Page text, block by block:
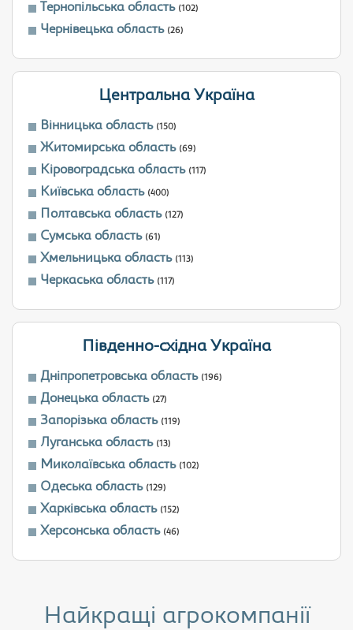
Тернопільська область (102)
Чернівецька область (26)
Центральна Україна
Вінницька область (150)
Житомирська область (69)
Кіровоградська область (117)
Київська область (400)
Полтавська область (127)
Сумська область (61)
Хмельницька область (113)
Черкаська область (117)
Південно-східна Україна
Дніпропетровська область (196)
Донецька область (27)
Запорізька область (119)
Луганська область (13)
Миколаївська область (102)
Одеська область (129)
Харківська область (152)
Херсонська область (46)
Найкращі агрокомпанії